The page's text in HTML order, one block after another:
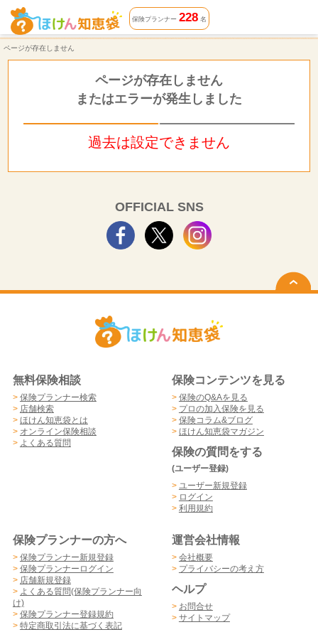
ページが存在しません | ほけん知恵袋
保険プランナー 228名
ページが存在しません
ページが存在しません
またはエラーが発生しました
過去は設定できません
OFFICIAL SNS
無料保険相談
> 保険プランナー検索
> 店舗検索
> ほけん知恵袋とは
> オンライン保険相談
> よくある質問
保険コンテンツを見る
> 保険のQ&Aを見る
> プロの加入保険を見る
> 保険コラム&ブログ
> ほけん知恵袋マガジン
保険の質問をする
(ユーザー登録)
> ユーザー新規登録
> ログイン
> 利用規約
保険プランナーの方へ
> 保険プランナー新規登録
> 保険プランナーログイン
> 店舗新規登録
> よくある質問(保険プランナー向
け)
> 保険プランナー登録規約
> 特定商取引法に基づく表記
運営会社情報
> 会社概要
> プライバシーの考え方
ヘルプ
> お問合せ
> サイトマップ